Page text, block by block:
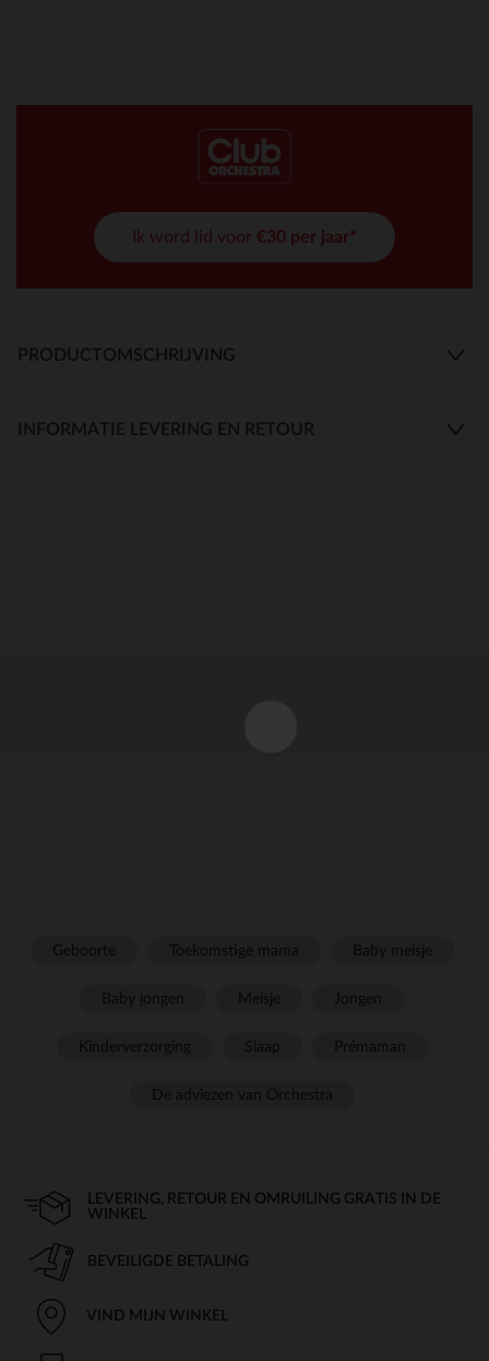
Ik word lid voor €30 per jaar*
PRODUCTOMSCHRIJVING
INFORMATIE LEVERING EN RETOUR
LEVERING, RETOUR EN OMRUILING GRATIS IN DE
WINKEL
BEVEILIGDE BETALING
VIND MIJN WINKEL